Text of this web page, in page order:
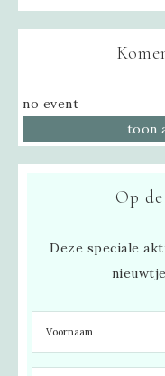
no event
toon
Op
Deze speciale